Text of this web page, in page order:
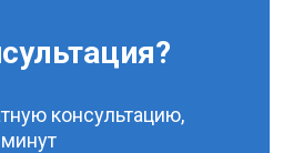
консультацию,